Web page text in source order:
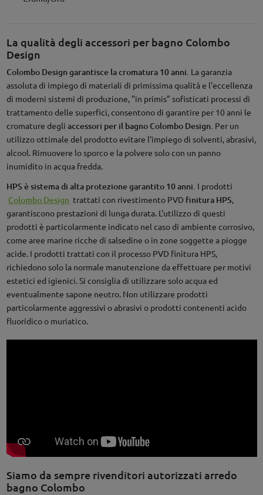
La qualità degli accessori per bagno Colombo
Design
Colombo Design garantisce la cromatura 10 anni. La garanzia
assoluta di impiego di materiali di primissima qualità e l'eccellenza
di moderni sistemi di produzione, "in primis" sofisticati processi di
trattamento delle superfici, consentono di garantire per 10 anni le
cromature degli accessori per il bagno Colombo Design. Per un
utilizzo ottimale del prodotto evitare l'impiego di solventi, abrasivi,
alcool. Rimuovere lo sporco e la polvere solo con un panno
inumidito in acqua fredda.
HPS è sistema di alta protezione garantito 10 anni. I prodotti
Colombo Design trattati con rivestimento PVD finitura HPS,
garantiscono prestazioni di lunga durata. L'utilizzo di questi
prodotti è particolarmente indicato nel caso di ambiente corrosivo,
come aree marine ricche di salsedine o in zone soggette a piogge
acide. I prodotti trattati con il processo PVD finitura HPS,
richiedono solo la normale manutenzione da effettuare per motivi
estetici ed igienici. Si consiglia di utilizzare solo acqua ed
eventualmente sapone neutro. Non utilizzare prodotti
particolarmente aggressivi o abrasivi o prodotti contenenti acido
fluoridico o muriatico.
Siamo da sempre rivenditori autorizzati arredo
bagno Colombo